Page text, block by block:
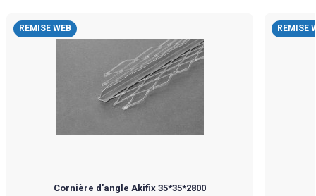
REMISE WEB
Cornière d'angle Akifix 35*35*2800
REMISE